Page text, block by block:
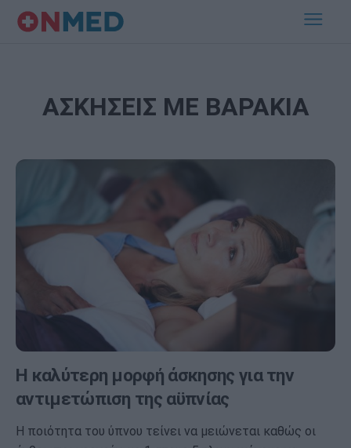
ΑΣΚΗΣΕΙΣ ΜΕ ΒΑΡΑΚΙΑ
Η καλύτερη μορφή άσκησης για την
αντιμετώπιση της αϋπνίας
Η ποιότητα του ύπνου τείνει να μειώνεται καθώς οι